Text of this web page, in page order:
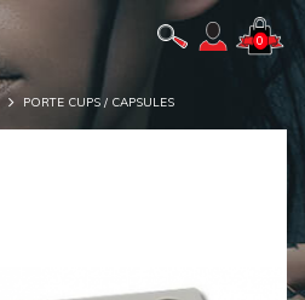
0
PORTE CUPS / CAPSULES